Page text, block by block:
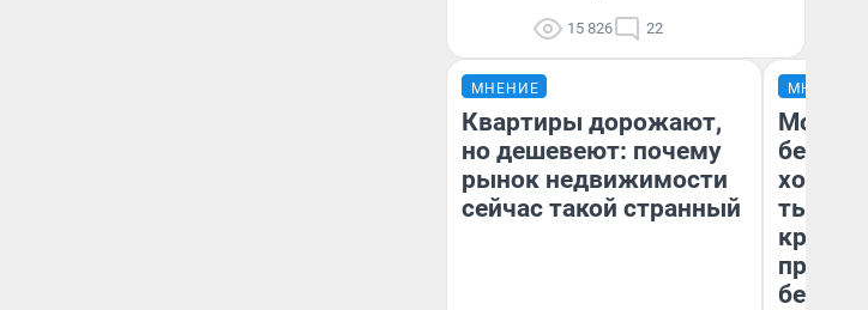
15 826 22
МНЕНИЕ
Квартиры дорожают,
но дешевеют: почему
рынок недвижимости
сейчас такой странный
МНЕНИЕ
Мой
хотела
тысяч,